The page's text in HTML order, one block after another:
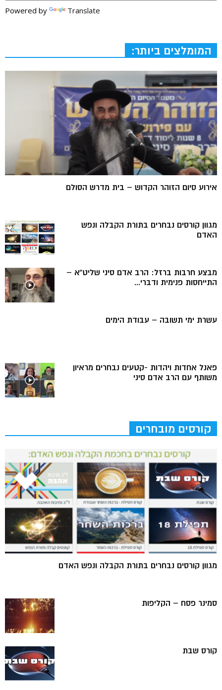
Powered by Translate
המומלצים ביותר:
אירוע סיום הזוהר הקדוש – בית מדרש הסולם
מגוון קורסים נבחרים בתורת הקבלה ונפש
האדם
מבצע חרבות ברזל: הרב אדם סיני שליט”א –
התייחסות פנימית ודברי...
עשרת ימי תשובה – עבודת הימים
פאנל אחדות ויהדות -קטעים נבחרים מראיון
משותף עם הרב אדם סיני
קורסים מובחרים
מגוון קורסים נבחרים בתורת הקבלה ונפש האדם
סמינר פסח – הקליפות
קורס שבת